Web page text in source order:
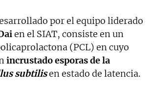
por el equipo liderado
en el SIAT, consiste en un
(PCL) en cuyo
incrustado esporas de la
subtilisen estado de latencia.